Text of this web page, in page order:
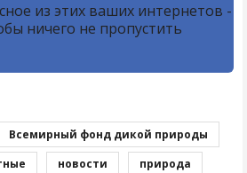
из этих ваших интернетов -
ничего не пропустить
Всемирный фонд дикой природы
новости природа